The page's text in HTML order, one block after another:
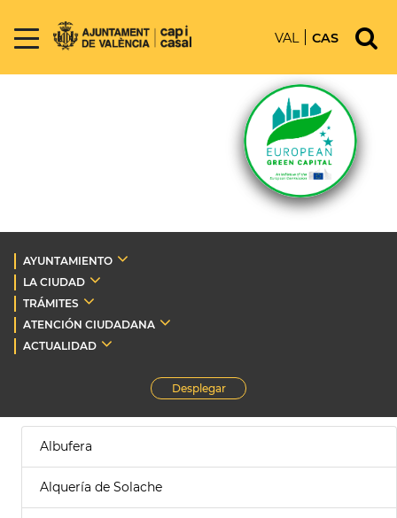
VAL CAS
AYUNTAMIENTO
LA CIUDAD
TRÁMITES
ATENCIÓN CIUDADANA
ACTUALIDAD
Desplegar
Albufera
Alquería de Solache